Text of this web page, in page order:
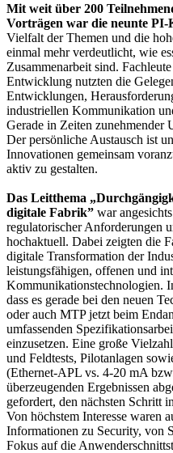
Mit weit über 200
Vorträgen war die neunte
Vielfalt der Themen und die
einmal mehr verdeutlicht, wie
Zusammenarbeit sind.
Entwicklung nutzten die
Entwicklungen,
industriellen Kommunikation
Gerade in Zeiten zunehmender
Der persönliche Austausch ist
Innovationen gemeinsam
aktiv zu gestalten.
Das Leitthema
digitale Fabrik” war
regulatorischer Anforderungen
hochaktuell. Dabei zeigten die
digitale Transformation der
leistungsfähigen, offenen und
Kommunikationstechnologien.
dass es gerade bei den neuen
oder auch MTP jetzt beim
umfassenden
einzusetzen. Eine große
und Feldtests, Pilotanlagen
(Ethernet-APL vs. 4-20 mA
überzeugenden Ergebnissen
gefordert, den nächsten Schritt
Von höchstem Interesse waren
Informationen zu Security, von
Fokus auf die